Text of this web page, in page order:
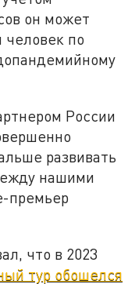
он может
человек по
России
развивать
нашими
премьер
что в 2023
тур обошелся